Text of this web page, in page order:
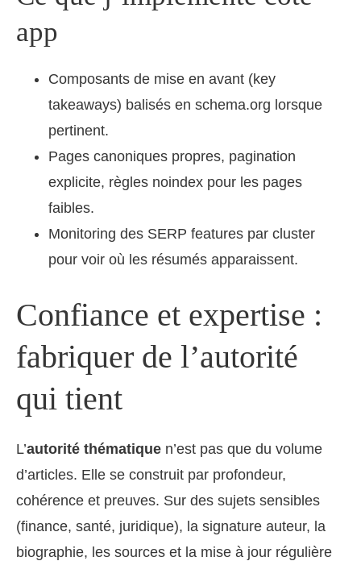
app
Composants de mise en avant (key
takeaways) balisés en schema.org lorsque
pertinent.
Pages canoniques propres, pagination
explicite, règles noindex pour les pages
faibles.
Monitoring des SERP features par cluster
pour voir où les résumés apparaissent.
Confiance et expertise :
fabriquer de l’autorité
qui tient
L’autorité thématique n’est pas que du volume
d’articles. Elle se construit par profondeur,
cohérence et preuves. Sur des sujets sensibles
(finance, santé, juridique), la signature auteur, la
biographie, les sources et la mise à jour régulière